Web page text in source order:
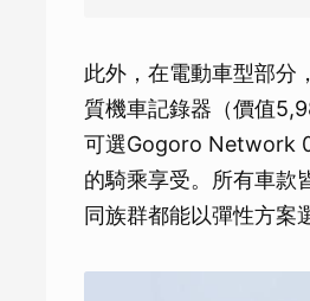
此外，在電動車型部分
質機車記錄器（價值
可選Gogoro Network
的騎乘享受。所有車款
同族群都能以彈性方案